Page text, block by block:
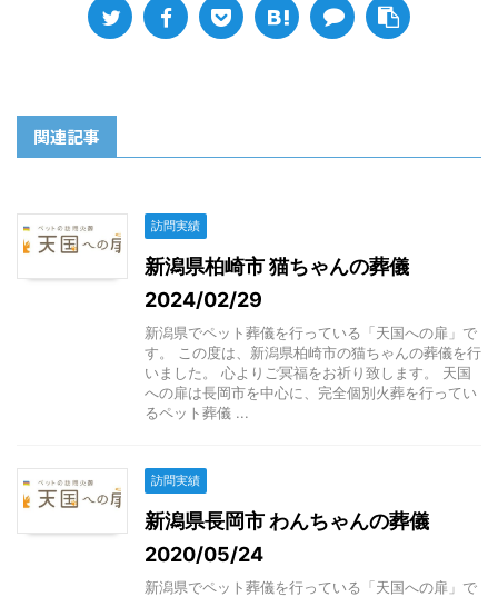
関連記事
訪問実績
新潟県柏崎市 猫ちゃんの葬儀
2024/02/29
新潟県でペット葬儀を行っている「天国への扉」で
す。 この度は、新潟県柏崎市の猫ちゃんの葬儀を行
いました。 心よりご冥福をお祈り致します。 天国
への扉は長岡市を中心に、完全個別火葬を行ってい
るペット葬儀 ...
訪問実績
新潟県長岡市 わんちゃんの葬儀
2020/05/24
新潟県でペット葬儀を行っている「天国への扉」で